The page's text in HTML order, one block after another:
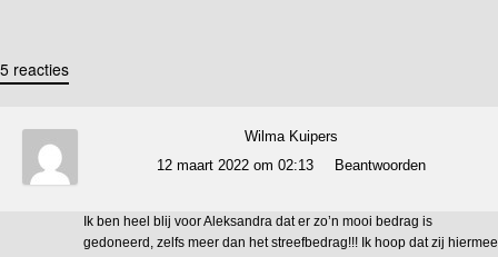
5 reacties
Wilma Kuipers
12 maart 2022 om 02:13
Beantwoorden
Ik ben heel blij voor Aleksandra dat er zo’n mooi bedrag is
gedoneerd, zelfs meer dan het streefbedrag!!! Ik hoop dat zij hiermee